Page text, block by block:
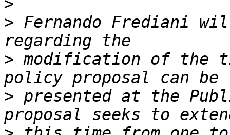
>
> Fernando Frediani
> modification of the
> presented at the